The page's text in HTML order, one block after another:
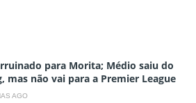
para Morita; Médio saiu do
mas não vai para a Premier League
AGO